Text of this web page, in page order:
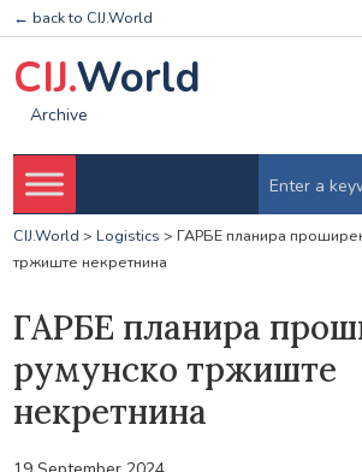
← back to CIJ.World
CIJ.World
Archive
CIJ.World > Logistics > ГАРБЕ планира
тржиште некретнина
ГАРБЕ планира
румунско тржиште
некретнина